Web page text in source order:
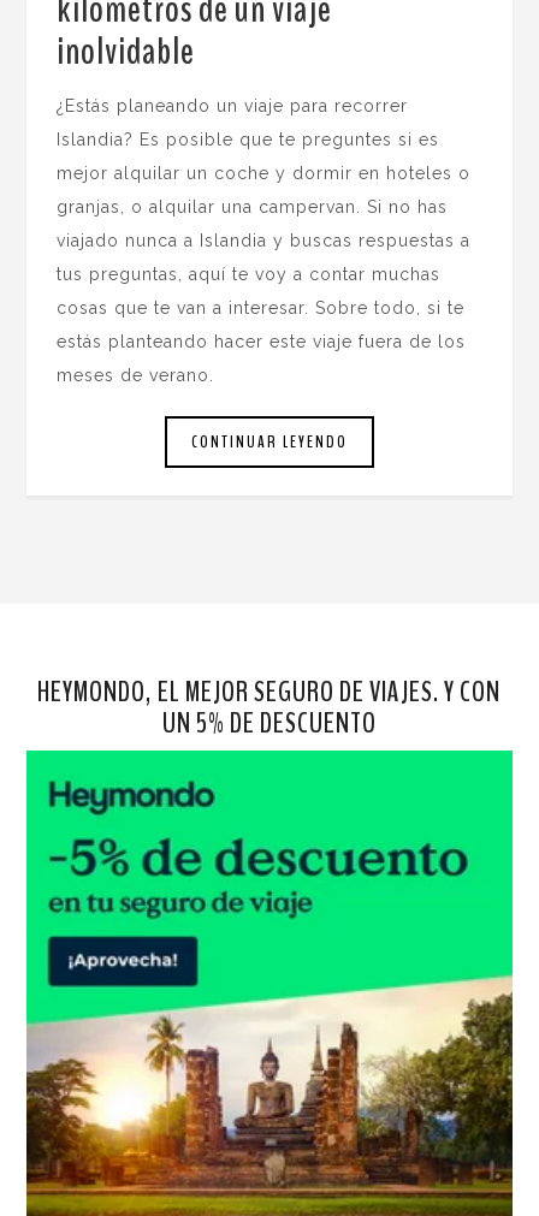
inolvidable
¿Estás planeando un viaje para recorrer
Islandia? Es posible que te preguntes si es
mejor alquilar un coche y dormir en hoteles o
granjas, o alquilar una campervan. Si no has
viajado nunca a Islandia y buscas respuestas a
tus preguntas, aquí te voy a contar muchas
cosas que te van a interesar. Sobre todo, si te
estás planteando hacer este viaje fuera de los
meses de verano.
CONTINUAR LEYENDO
HEYMONDO, EL MEJOR SEGURO DE VIAJES. Y CON
UN 5% DE DESCUENTO